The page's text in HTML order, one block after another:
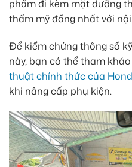
phẩm đi kèm mặt dưỡng
thẩm mỹ đồng nhất với
Để kiểm chứng thông số
này, bạn có thể tham
thuật chính thức của
khi nâng cấp phụ kiện.